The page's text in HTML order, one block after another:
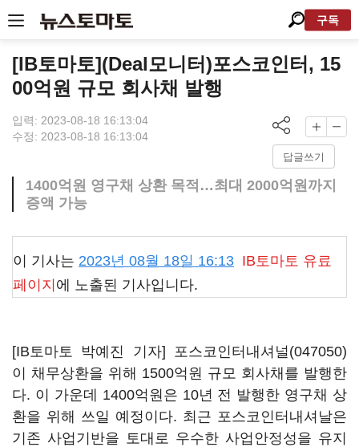
구독
[IB토마토](Deal모니터)포스코인터, 15
00억원 규모 회사채 발행
입력: 2023-08-18 16:13:04
수정: 2023-08-18 16:13:04
답글쓰기
1400억원 영구채 상환 목적…최대 2000억원까지
증액 가능
이 기사는 2023년 08월 18일 16:13 IB토마토 유료
페이지 에 노출된 기사입니다.
[IB토마토 박예진 기자] 포스코인터내셔널(047050)
이 채무상환을 위해 1500억원 규모 회사채를 발행한
다. 이 가운데 1400억원은 10년 전 발행한 영구채 상
환을 위해 쓰일 예정이다. 최근 포스코인터내셔날은
기존 사업기반을 토대로 우수한 사업안정성을 유지